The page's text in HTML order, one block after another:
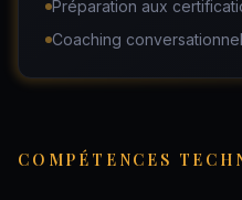
Préparation aux
Coaching
COMPÉTENCES